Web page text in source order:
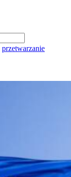
przetwarzanie